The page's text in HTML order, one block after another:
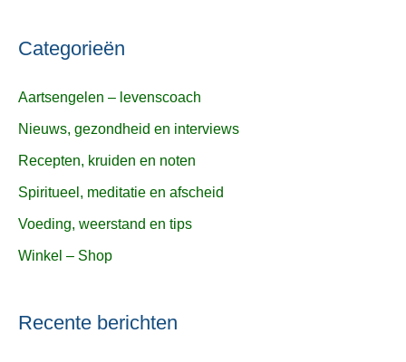
Categorieën
Aartsengelen – levenscoach
Nieuws, gezondheid en interviews
Recepten, kruiden en noten
Spiritueel, meditatie en afscheid
Voeding, weerstand en tips
Winkel – Shop
Recente berichten